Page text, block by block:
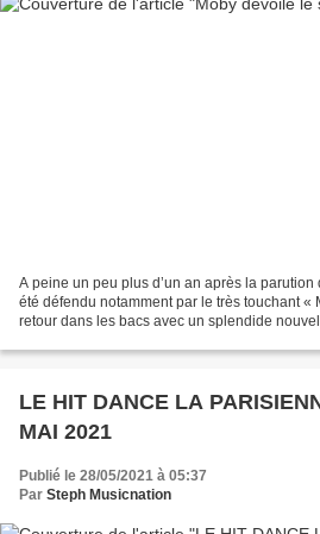
A peine un peu plus d’un an après la parution
été défendu notamment par le très touchant «
retour dans les bacs avec un splendide
LE HIT DANCE LA
MAI 2021
Publié le 28/05/2021 à 05:37
Par Steph Musicnation